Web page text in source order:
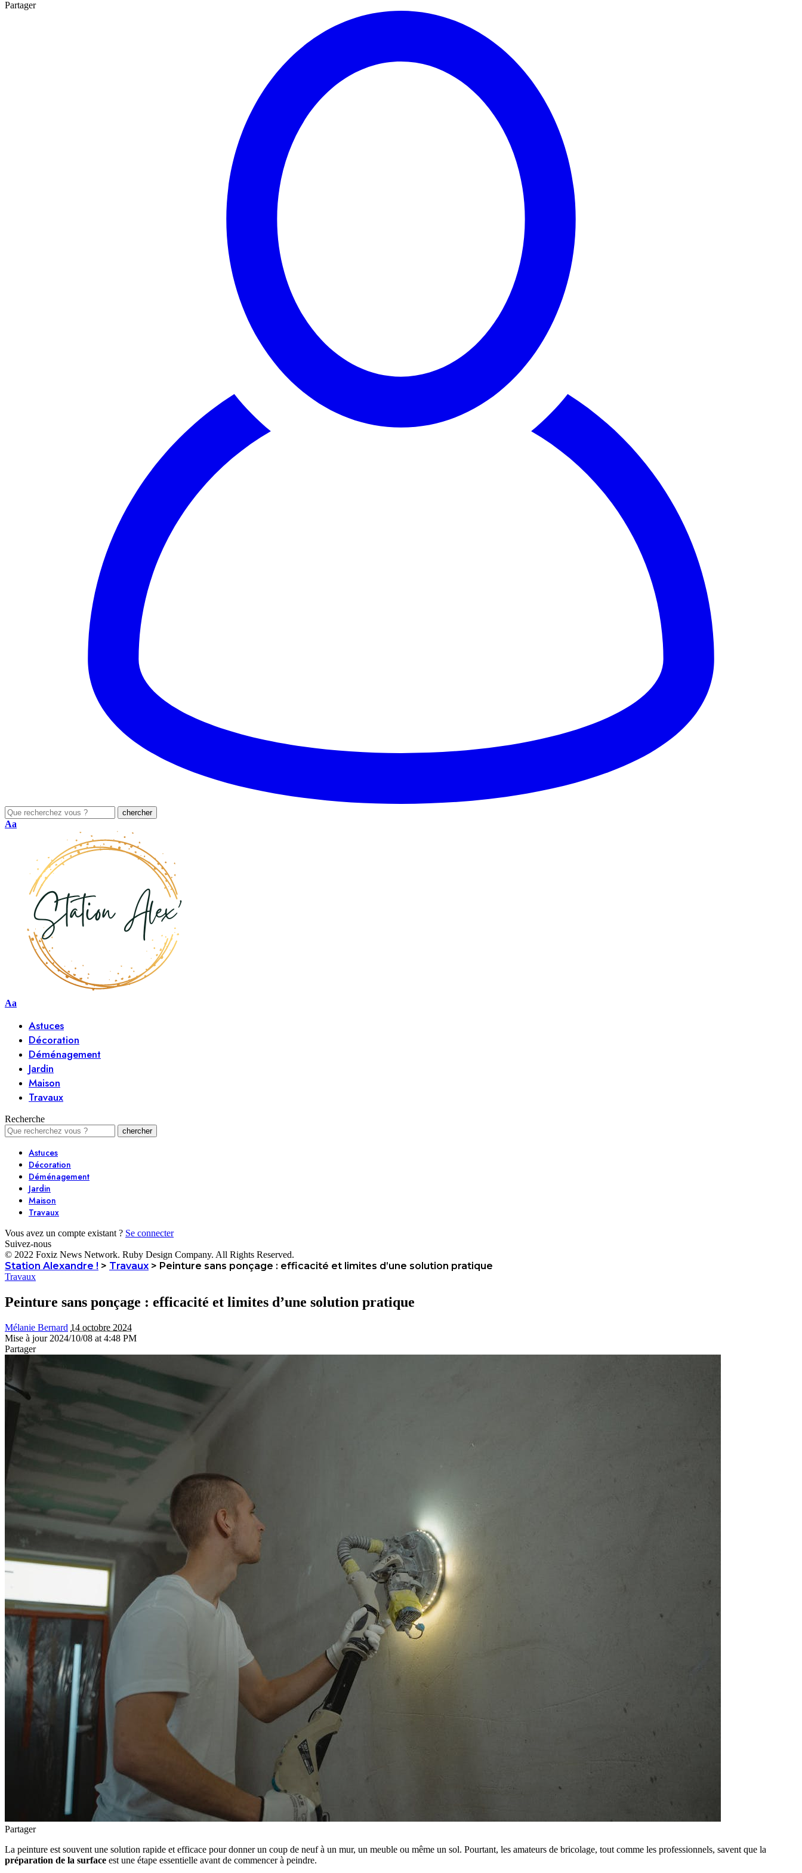
Partager
Aa
Aa
Astuces
Décoration
Déménagement
Jardin
Maison
Travaux
Recherche
Astuces
Décoration
Déménagement
Jardin
Maison
Travaux
Vous avez un compte existant ? Se connecter
Suivez-nous
© 2022 Foxiz News Network. Ruby Design Company. All Rights Reserved.
Station Alexandre ! > Travaux > Peinture sans ponçage : efficacité et limites d’une solution pratique
Travaux
Peinture sans ponçage : efficacité et limites d’une solution pratique
Mélanie Bernard 14 octobre 2024
Mise à jour 2024/10/08 at 4:48 PM
Partager
Partager
La peinture est souvent une solution rapide et efficace pour donner un coup de neuf à un mur, un meuble ou même un sol. Pourtant, les amateurs de bricolage, tout comme les professionnels, savent que la
préparation de la surface est une étape essentielle avant de commencer à peindre.